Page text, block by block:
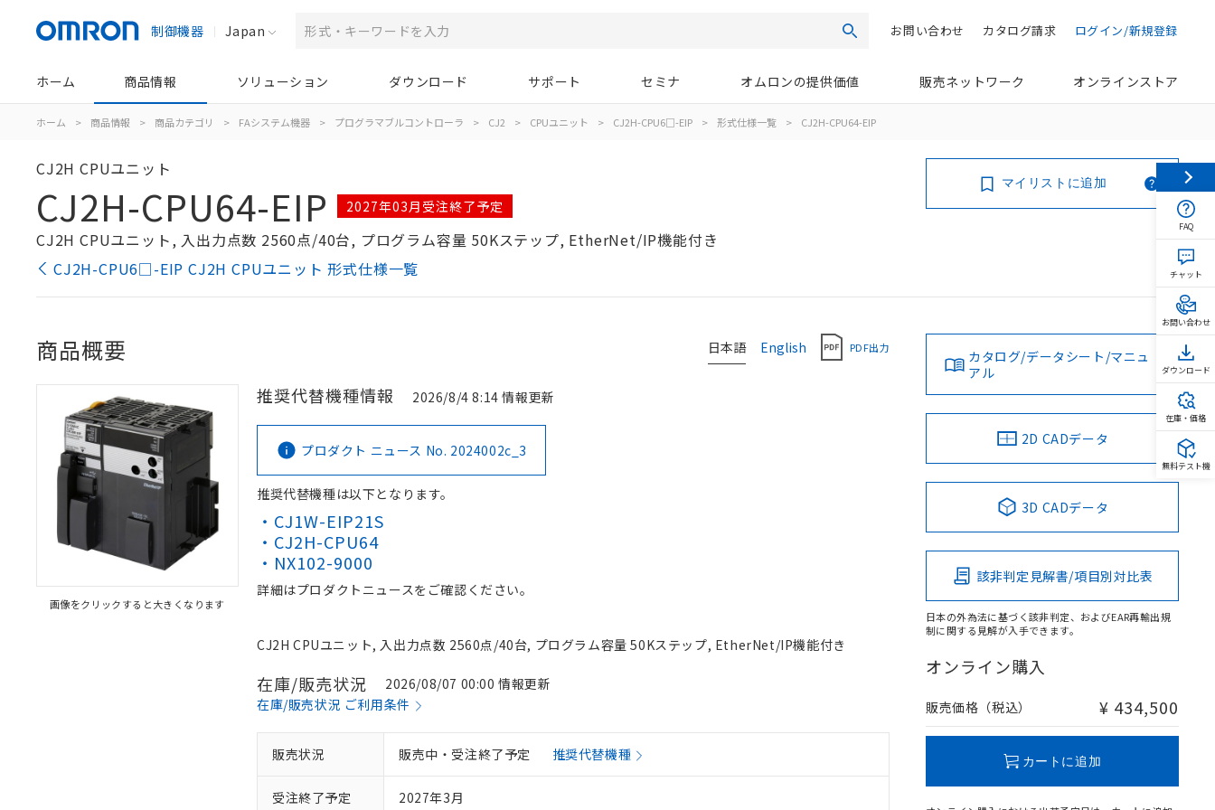
制御機器 Japan 検索 ログイン/新規登録
カタログ請求
お問い合わせ
ホーム 商品情報 ソリューション ダウンロード サポート セミナ オムロンの提供価値 販売ネットワーク オンラインストア
ホーム > 商品情報 > 商品カテゴリ > FAシステム機器 > プログラマブルコントローラ > CJ2 > CPUユニット > CJ2H-CPU6□-EIP > 形式仕様一覧 > CJ2H-CPU64-EIP
CJ2H CPUユニット
CJ2H-CPU64-EIP 2027年03月受注終了予定
CJ2H CPUユニット, 入出力点数 2560点/40台, プログラム容量 50Kステップ, EtherNet/IP機能付き
CJ2H-CPU6□-EIP CJ2H CPUユニット 形式仕様一覧
マイリストに追加
日本語 English PDF出力
商品概要
画像をクリックすると大きくなります
推奨代替機種情報 2026/8/4 8:14 情報更新
プロダクト ニュース No. 2024002c_3
推奨代替機種は以下となります。
・CJ1W-EIP21S
・CJ2H-CPU64
・NX102-9000
詳細はプロダクトニュースをご確認ください。
CJ2H CPUユニット, 入出力点数 2560点/40台, プログラム容量 50Kステップ, EtherNet/IP機能付き
在庫/販売状況
2026/08/07 00:00 情報更新
在庫/販売状況 ご利用条件
販売状況 販売中・受注終了予定 推奨代替機種
受注終了予定 2027年3月
カタログ/データシート/マニュ
アル
2D CADデータ
3D CADデータ
該非判定見解書/項目別対比表
日本の外為法に基づく該非判定、およびEAR再輸出規
制に関する見解が入手できます。
オンライン購入
販売価格（税込） ¥ 434,500
カートに追加
FAQ
チャット
お問い合わせ
ダウンロード
在庫・価格
無料テスト機